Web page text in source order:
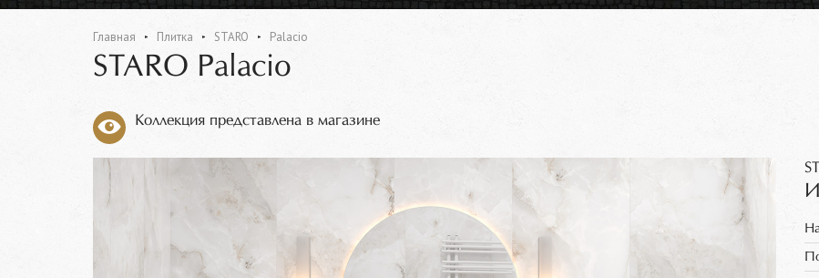
Главная Плитка STARO Palacio
STARO Palacio
Коллекция представлена в магазине